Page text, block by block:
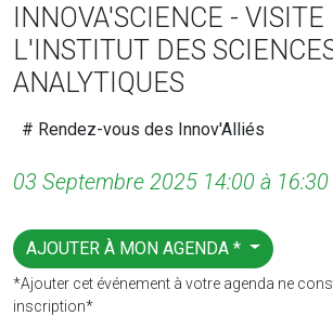
INNOVA'SCIENCE - VISITE
L'INSTITUT DES
ANALYTIQUES
# Rendez-vous des Innov'Alliés
03 Septembre 2025 14:00 à 16:30
AJOUTER À MON AGENDA *
*Ajouter cet événement à votre agenda ne
inscription*